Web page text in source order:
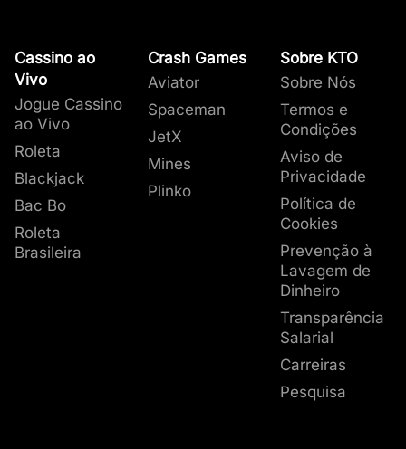
Cassino ao
Vivo
Jogue Cassino
ao Vivo
Roleta
Blackjack
Bac Bo
Roleta
Brasileira
Crash Games
Aviator
Spaceman
JetX
Mines
Plinko
Sobre KTO
Sobre Nós
Termos e
Condições
Aviso de
Privacidade
Política de
Cookies
Prevenção à
Lavagem de
Dinheiro
Transparência
Salarial
Carreiras
Pesquisa